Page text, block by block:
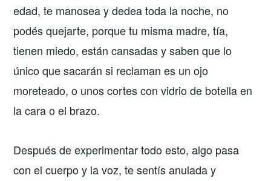
edad, te manosea y dedea toda la noche, no
podés quejarte, porque tu misma madre, tía,
tienen miedo, están cansadas y saben que lo
único que sacarán si reclaman es un ojo
moreteado, o unos cortes con vidrio de botella en
la cara o el brazo.
Después de experimentar todo esto, algo pasa
con el cuerpo y la voz, te sentís anulada y